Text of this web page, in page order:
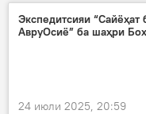
Экспедитсияи “Сайёҳат
АвруОсиё” ба шаҳри
24 июли 2025, 20:59